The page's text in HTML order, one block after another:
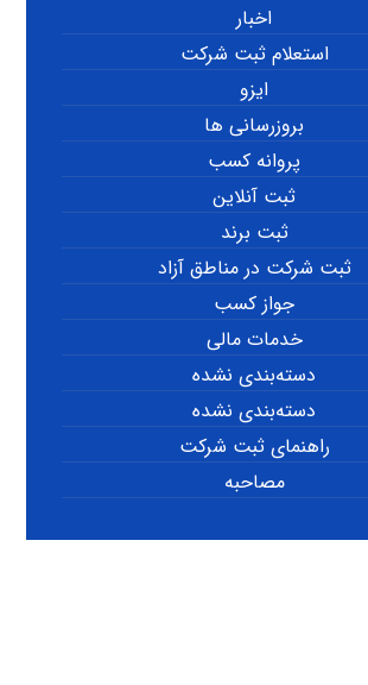
اخبار
استعلام ثبت شرکت
ایزو
بروزرسانی ها
پروانه کسب
ثبت آنلاین
ثبت برند
ثبت شرکت در مناطق آزاد
جواز کسب
خدمات مالی
دسته‌بندی نشده
دسته‌بندی نشده
راهنمای ثبت شرکت
مصاحبه